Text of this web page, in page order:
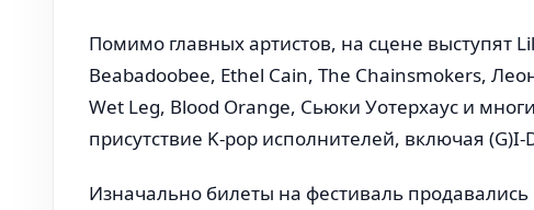
Помимо главных артистов, на сцене выступят
Beabadoobee, Ethel Cain, The Chainsmokers,
Wet Leg, Blood Orange, Сьюки Уотерхаус и
присутствие K-pop исполнителей, включая (G)I-
Изначально билеты на фестиваль